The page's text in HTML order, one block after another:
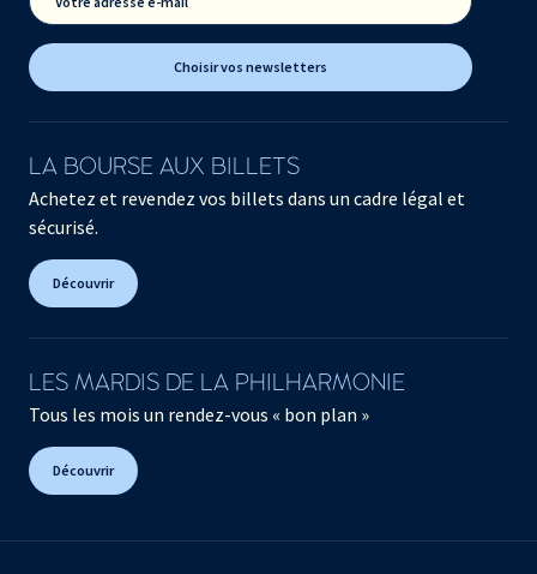
Choisir vos newsletters
LA BOURSE AUX BILLETS
Achetez et revendez vos billets dans un cadre légal et
sécurisé.
Découvrir
LES MARDIS DE LA PHILHARMONIE
Tous les mois un rendez-vous « bon plan »
Découvrir